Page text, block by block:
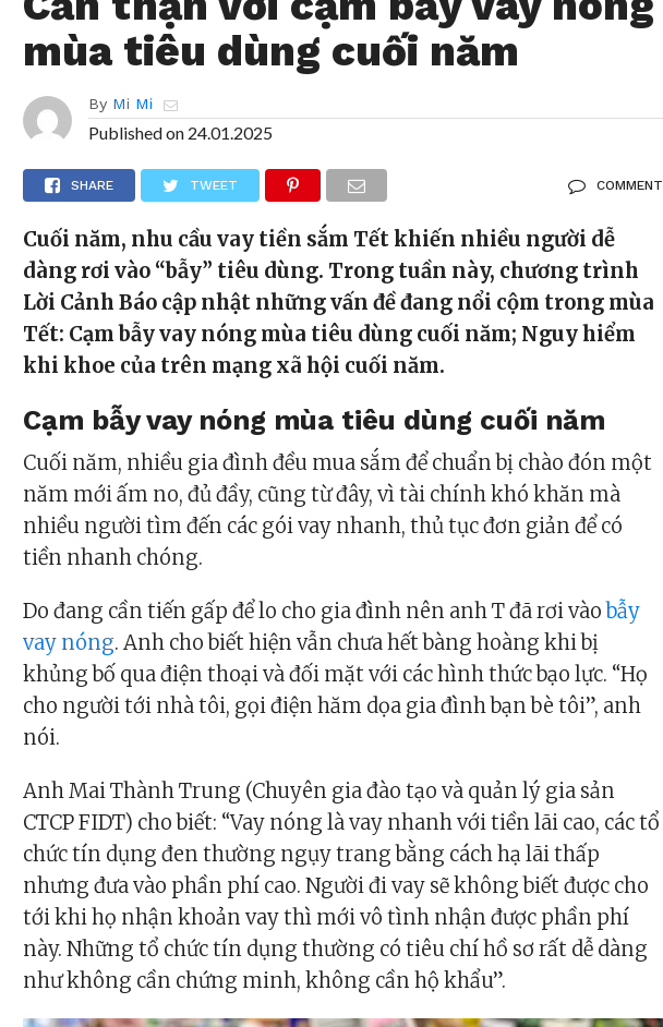
mùa tiêu dùng cuối năm
By Mi Mi
Published on 24.01.2025
SHARE TWEET COMMENT
Cuối năm, nhu cầu vay tiền sắm Tết khiến nhiều người dễ
dàng rơi vào “bẫy” tiêu dùng. Trong tuần này, chương trình
Lời Cảnh Báo cập nhật những vấn đề đang nổi cộm trong mùa
Tết: Cạm bẫy vay nóng mùa tiêu dùng cuối năm; Nguy hiểm
khi khoe của trên mạng xã hội cuối năm.
Cạm bẫy vay nóng mùa tiêu dùng cuối năm
Cuối năm, nhiều gia đình đều mua sắm để chuẩn bị chào đón một
năm mới ấm no, đủ đầy, cũng từ đây, vì tài chính khó khăn mà
nhiều người tìm đến các gói vay nhanh, thủ tục đơn giản để có
tiền nhanh chóng.
Do đang cần tiến gấp để lo cho gia đình nên anh T đã rơi vàobẫy
vay nóng. Anh cho biết hiện vẫn chưa hết bàng hoàng khi bị
khủng bố qua điện thoại và đối mặt với các hình thức bạo lực. “Họ
cho người tới nhà tôi, gọi điện hăm dọa gia đình bạn bè tôi”, anh
nói.
Anh Mai Thành Trung (Chuyên gia đào tạo và quản lý gia sản
CTCP FIDT) cho biết: “Vay nóng là vay nhanh với tiền lãi cao, các tổ
chức tín dụng đen thường ngụy trang bằng cách hạ lãi thấp
nhưng đưa vào phần phí cao. Người đi vay sẽ không biết được cho
tới khi họ nhận khoản vay thì mới vô tình nhận được phần phí
này. Những tổ chức tín dụng thường có tiêu chí hồ sơ rất dễ dàng
như không cần chứng minh, không cần hộ khẩu”.